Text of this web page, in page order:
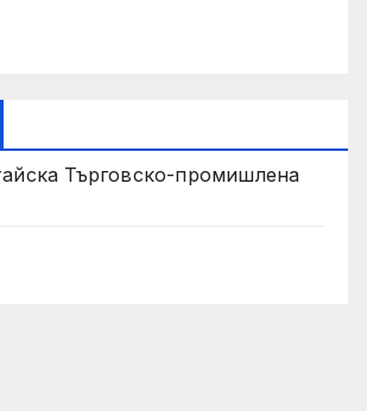
Търговско-промишлена